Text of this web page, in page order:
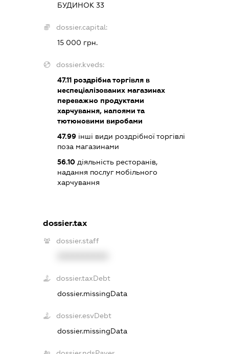
БУДИНОК 33
dossier.capital:
15 000 грн.
dossier.kveds:
47.11 роздрібна торгівля в
неспеціалізованих магазинах
переважно продуктами
харчування, напоями та
тютюновими виробами
47.99 інші види роздрібної торгівлі
поза магазинами
56.10 діяльність ресторанів,
надання послуг мобільного
харчування
dossier.tax
dossier.staff
dossier.taxDebt
dossier.missingData
dossier.esvDebt
dossier.missingData